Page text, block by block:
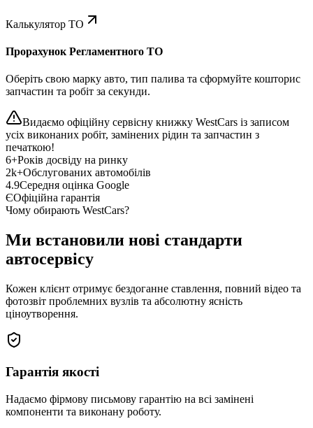
Калькулятор ТО
Прорахунок Регламентного ТО
Оберіть свою марку авто, тип палива та сформуйте кошторис
запчастин та робіт за секунди.
Видаємо офіційну сервісну книжку WestCars із записом
усіх виконаних робіт, замінених рідин та запчастин з
печаткою!
6+Років досвіду на ринку
2k+Обслугованих автомобілів
4.9Середня оцінка Google
ЄОфіційна гарантія
Чому обирають WestCars?
Ми встановили нові стандарти
автосервісу
Кожен клієнт отримує бездоганне ставлення, повний відео та
фотозвіт проблемних вузлів та абсолютну ясність
ціноутворення.
Гарантія якості
Надаємо фірмову письмову гарантію на всі замінені
компоненти та виконану роботу.